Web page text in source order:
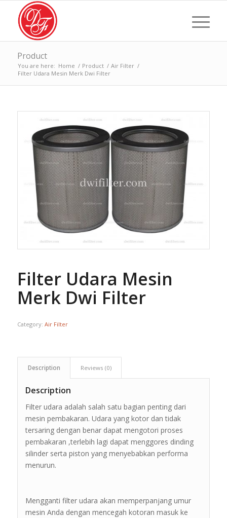
Product
You are here: Home / Product / Air Filter /
Filter Udara Mesin Merk Dwi Filter
Filter Udara Mesin
Merk Dwi Filter
Category: Air Filter
Description Reviews (0)
Description
Filter udara adalah salah satu bagian penting dari
mesin pembakaran. Udara yang kotor dan tidak
tersaring dengan benar dapat mengotori proses
pembakaran ,terlebih lagi dapat menggores dinding
silinder serta piston yang menyebabkan performa
menurun.
Mengganti filter udara akan memperpanjang umur
mesin Anda dengan mencegah kotoran masuk ke